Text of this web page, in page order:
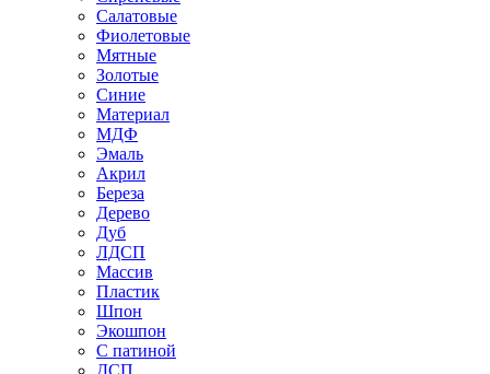
Салатовые
Фиолетовые
Мятные
Золотые
Синие
Материал
МДФ
Эмаль
Акрил
Береза
Дерево
Дуб
ЛДСП
Массив
Пластик
Шпон
Экошпон
С патиной
ДСП